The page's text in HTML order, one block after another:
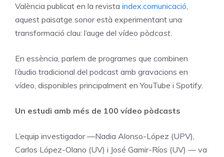
València publicat en la revista index.comunicació
aquest paisatge sonor està experimentant una
transformació clau: l’auge del vídeo pòdcast.
En essència, parlem de programes que combinen
l’àudio tradicional del podcast amb gravacions en
vídeo, disponibles principalment en YouTube i Spotify.
Un estudi amb més de 100 vídeo pòdcasts
L’equip investigador —Nadia Alonso-López (UPV),
Carlos López-Olano (UV) i José Gamir-Ríos (UV) — va